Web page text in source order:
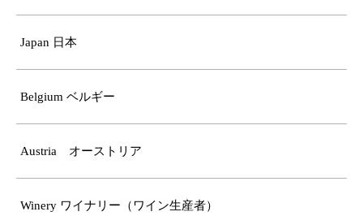
Japan 日本
Belgium ベルギー
Austria オーストリア
Winery ワイナリー（ワイン生産者）